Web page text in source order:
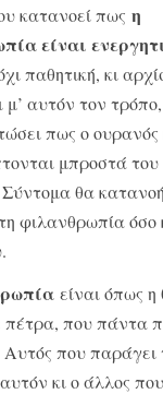
κατανοεί πως η
είναι
παθητική, κι
μ’ αυτόν τον
πως ο ουρανός
μπροστά
θα
φιλανθρωπία όσο
είναι όπως
πέτρα, που πάντα
Αυτός που παράγει
κι ο άλλος